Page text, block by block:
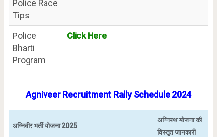
Police Race
Tips
Police
Bharti
Program
Click Here
Agniveer Recruitment Rally Schedule 2024
अग्निवीर भर्ती योजना 2025
अग्निपथ योजना की
विस्तृत जानकारी